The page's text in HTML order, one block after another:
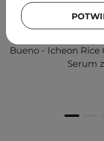
Bueno - Icheon
Serum